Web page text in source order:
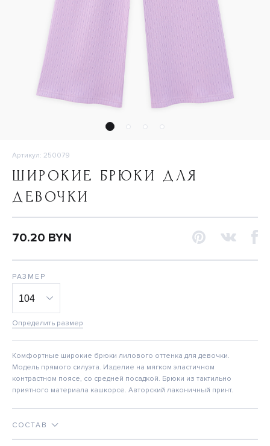
Артикул: 250079
ШИРОКИЕ БРЮКИ ДЛЯ
ДЕВОЧКИ
70.20 BYN
РАЗМЕР
Определить размер
Комфортные широкие брюки лилового оттенка для девочки.
Модель прямого силуэта. Изделие на мягком эластичном
контрастном поясе, со средней посадкой. Брюки из тактильно
приятного материала кашкорсе. Авторский лаконичный принт.
СОСТАВ